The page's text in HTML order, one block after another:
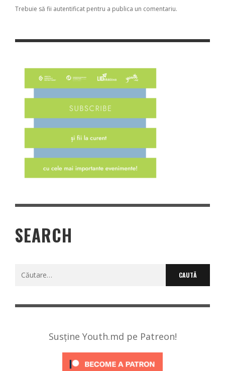
Trebuie să fii autentificat pentru a publica un comentariu.
SEARCH
Susține Youth.md pe Patreon!